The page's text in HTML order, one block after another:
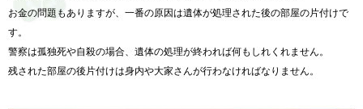
お金の問題もありますが、一番の原因は遺体が処理された後の部屋の片付けで
す。
警察は孤独死や自殺の場合、遺体の処理が終われば何もしれくれません。
残された部屋の後片付けは身内や大家さんが行わなければなりません。